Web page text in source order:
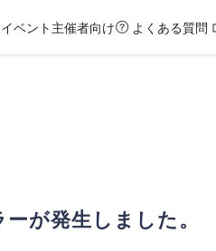
イベント主催者向け よくある質問
が発生しました。